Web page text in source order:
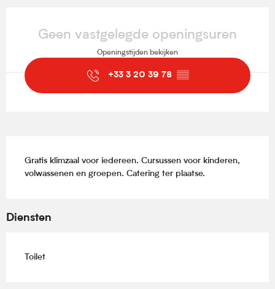
Geen vastgelegde openingsuren
Openingstijden bekijken
+33 3 20 39 78 ▒▒
Gratis klimzaal voor iedereen. Cursussen voor kinderen,
volwassenen en groepen. Catering ter plaatse.
Diensten
Toilet